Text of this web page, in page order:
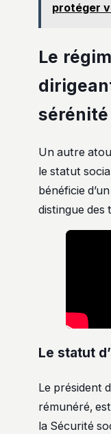
protéger
Le
sérénité
Un autre
le statut
bénéficie
distingue des
Le statut
Le président
rémunéré,
la Sécurité